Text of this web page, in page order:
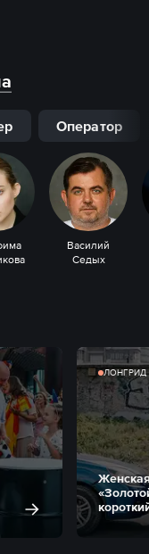
Оператор
Василий
Седых
ЛОНГРИД